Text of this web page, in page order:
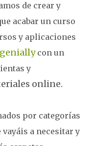
de crear y
acabar un curso
y aplicaciones
geniallycon un
y
online.
por categorías
a necesitar y